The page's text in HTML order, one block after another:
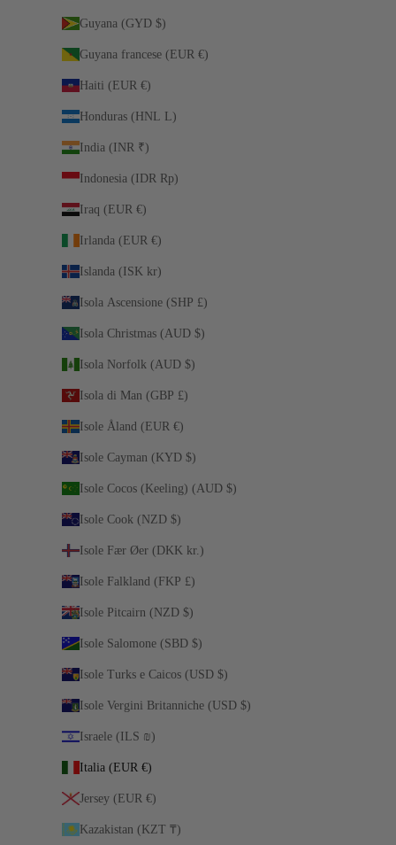
Guyana (GYD $)
Guyana francese (EUR €)
Haiti (EUR €)
Honduras (HNL L)
India (INR ₹)
Indonesia (IDR Rp)
Iraq (EUR €)
Irlanda (EUR €)
Islanda (ISK kr)
Isola Ascensione (SHP £)
Isola Christmas (AUD $)
Isola Norfolk (AUD $)
Isola di Man (GBP £)
Isole Åland (EUR €)
Isole Cayman (KYD $)
Isole Cocos (Keeling) (AUD $)
Isole Cook (NZD $)
Isole Fær Øer (DKK kr.)
Isole Falkland (FKP £)
Isole Pitcairn (NZD $)
Isole Salomone (SBD $)
Isole Turks e Caicos (USD $)
Isole Vergini Britanniche (USD $)
Israele (ILS ₪)
Italia (EUR €)
Jersey (EUR €)
Kazakistan (KZT ₸)